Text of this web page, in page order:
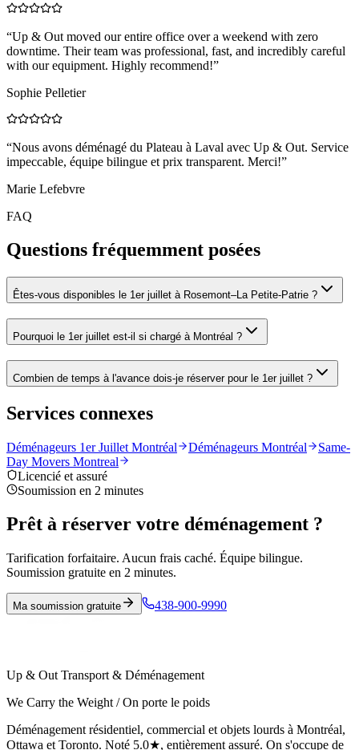
“Up & Out moved our entire office over a weekend with zero
downtime. Their team was professional, fast, and incredibly careful
with our equipment. Highly recommend!”
Sophie Pelletier
“Nous avons déménagé du Plateau à Laval avec Up & Out. Service
impeccable, équipe bilingue et prix transparent. Merci!”
Marie Lefebvre
FAQ
Questions fréquemment posées
Êtes-vous disponibles le 1er juillet à Rosemont–La Petite-Patrie ?
Pourquoi le 1er juillet est-il si chargé à Montréal ?
Combien de temps à l'avance dois-je réserver pour le 1er juillet ?
Services connexes
Déménageurs 1er Juillet Montréal Déménageurs Montréal
Same-
Day Movers Montreal
Licencié et assuré
Soumission en 2 minutes
Prêt à réserver votre déménagement ?
Tarification forfaitaire. Aucun frais caché. Équipe bilingue.
Soumission gratuite en 2 minutes.
Ma soumission gratuite 438-900-9990
Up & Out Transport & Déménagement
We Carry the Weight / On porte le poids
Déménagement résidentiel, commercial et objets lourds à Montréal,
Ottawa et Toronto. Noté 5.0★, entièrement assuré. On s'occupe de